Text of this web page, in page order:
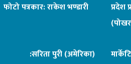
फोटो पत्रकार: राकेश भण्डारी
प्रदेश
:सरिता पुरी (अमेरिका)